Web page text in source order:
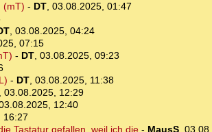
(mT) - DT, 03.08.2025, 01:47
, 03.08.2025, 04:24
07:15
- DT, 03.08.2025, 09:23
- DT, 03.08.2025, 11:38
03.08.2025, 12:29
12:40
16:27
Tastatur gefallen, weil ich die- MausS,